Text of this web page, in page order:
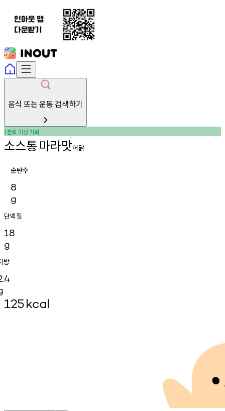
음식 또는 운동 검색하기
1천회 이상기록
소스통 마라맛허닭
순탄수
8
g
단백질
18
g
방
125kcal